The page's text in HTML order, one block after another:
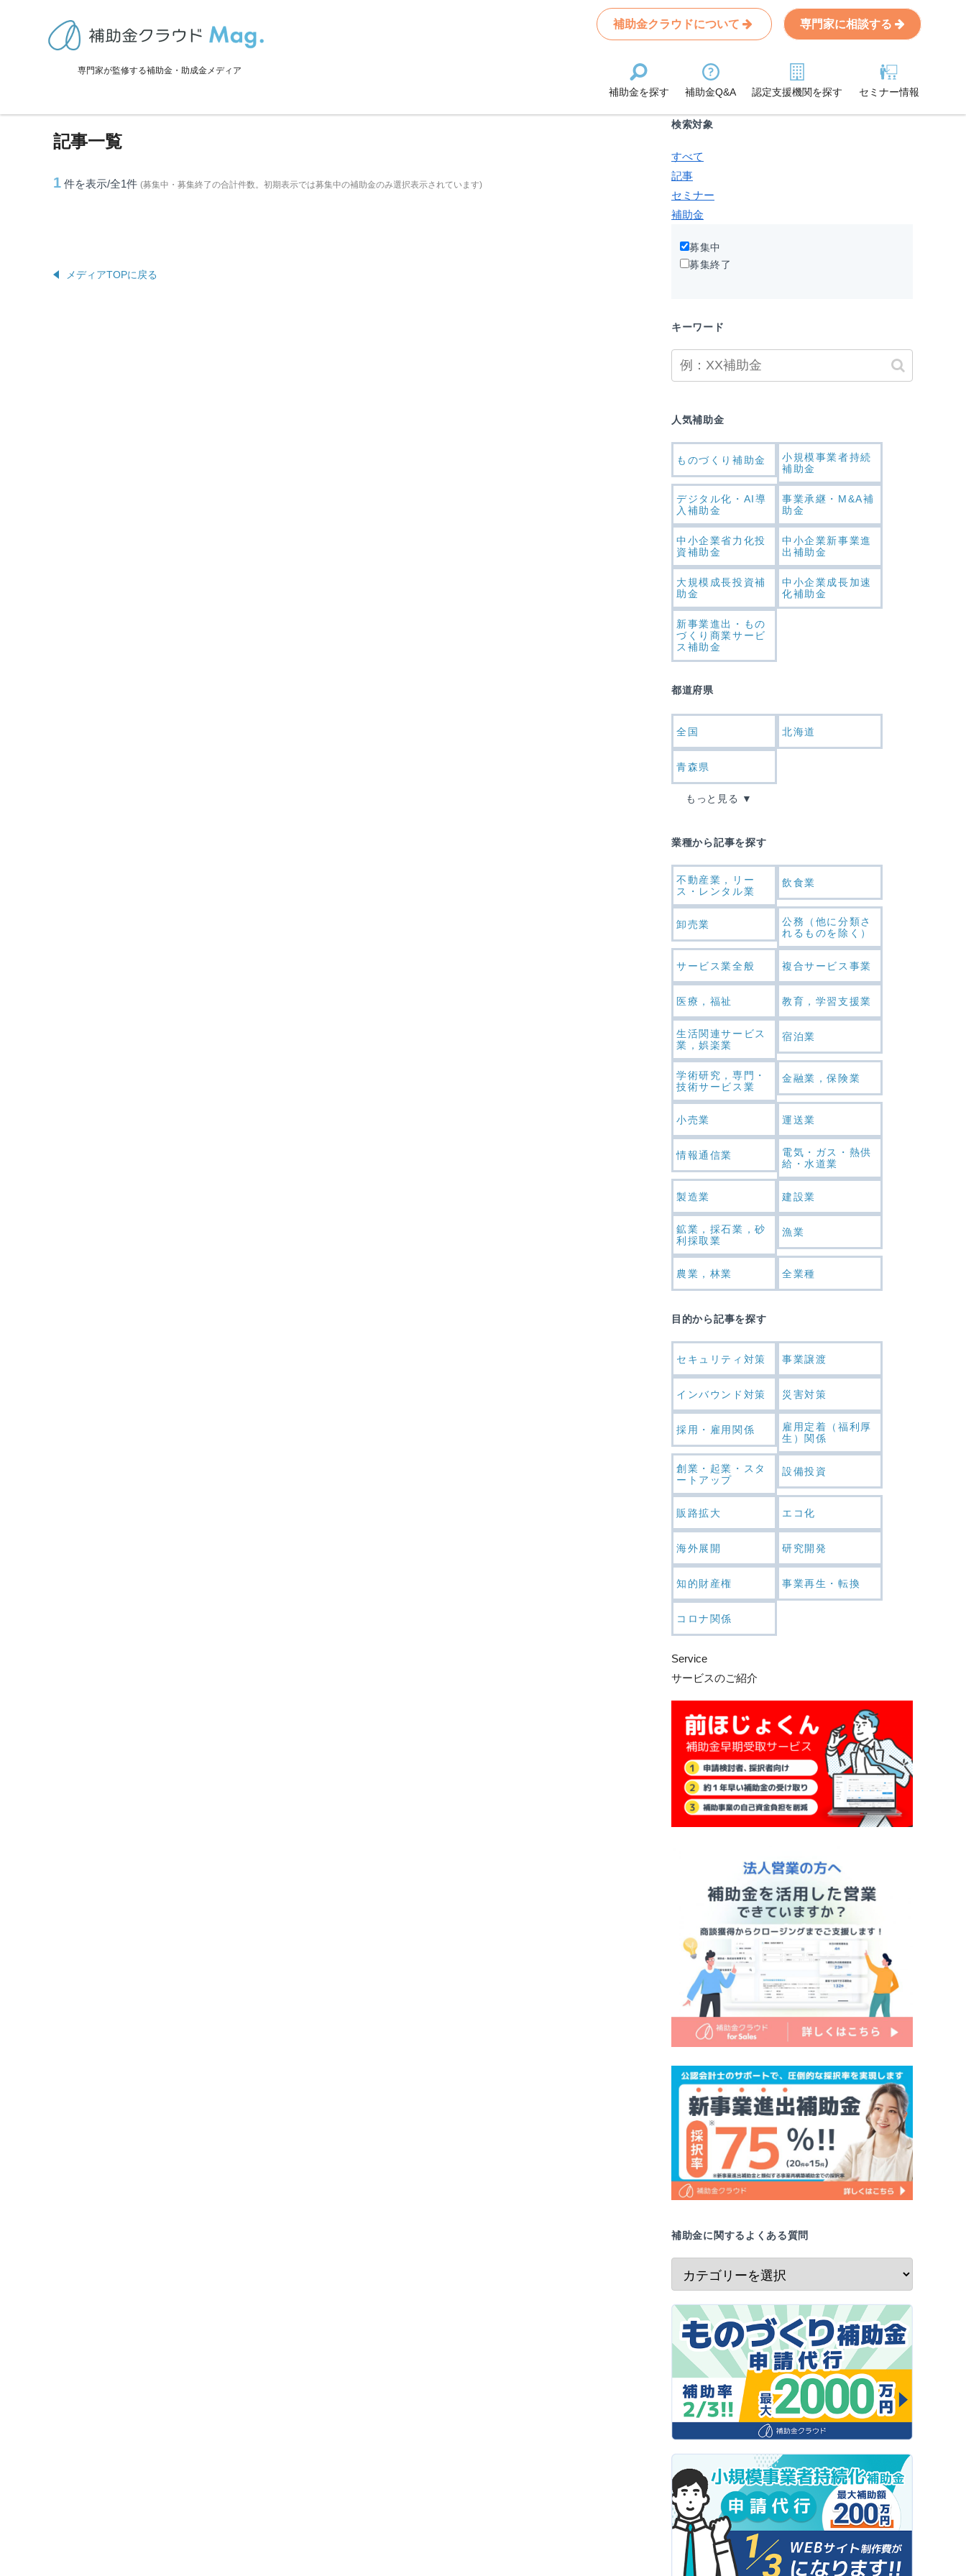
専門家が監修する補助金・助成金メディア
補助金クラウドについて 専門家に相談する
補助金を探す 補助金Q&A 認定支援機関を探す セミナー情報
>補助金・助成金詳細
中川村に関連する記事
記事一覧
1 件を表示/全1件 (募集中・募集終了の合計件数。初期表示では募集中の補助金のみ選択表示されています)
メディアTOPに戻る
Search
条件から記事を探す
検索対象
すべて
記事
セミナー
補助金
募集中
募集終了
キーワード
人気補助金
ものづくり補助金
小規模事業者持続
補助金
デジタル化・AI導
入補助金
事業承継・M&A補
助金
中小企業省力化投
資補助金
中小企業新事業進
出補助金
大規模成長投資補
助金
中小企業成長加速
化補助金
新事業進出・もの
づくり商業サービ
ス補助金
都道府県
全国 北海道
青森県
もっと見る
業種から記事を探す
不動産業，リー
ス・レンタル業
飲食業
卸売業
公務（他に分類さ
れるものを除く）
サービス業全般 複合サービス事業
医療，福祉 教育，学習支援業
生活関連サービス
業，娯楽業
宿泊業
学術研究，専門・
技術サービス業
金融業，保険業
小売業 運送業
情報通信業
電気・ガス・熱供
給・水道業
製造業 建設業
鉱業，採石業，砂
利採取業
漁業
農業，林業 全業種
目的から記事を探す
セキュリティ対策 事業譲渡
インバウンド対策 災害対策
採用・雇用関係
雇用定着（福利厚
生）関係
創業・起業・スタ
ートアップ
設備投資
販路拡大 エコ化
海外展開 研究開発
知的財産権 事業再生・転換
コロナ関係
Service
サービスのご紹介
補助金に関するよくある質問